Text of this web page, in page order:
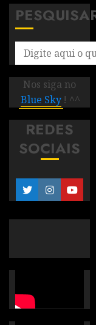
Nos siga no
Blue Sky ! ^^
REDES
SOCIAIS